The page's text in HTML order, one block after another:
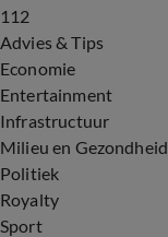
112
Advies & Tips
Economie
Entertainment
Infrastructuur
Milieu en Gezondheid
Politiek
Royalty
Sport